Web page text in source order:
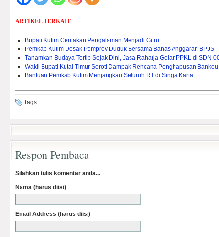
ARTIKEL TERKAIT
Bupati Kutim Ceritakan Pengalaman Menjadi Guru
Pemkab Kutim Desak Pemprov Duduk Bersama Bahas Anggaran BPJS
Tanamkan Budaya Tertib Sejak Dini, Jasa Raharja Gelar PPKL di SDN
Wakil Bupati Kutai Timur Soroti Dampak Rencana Penghapusan
Bantuan Pemkab Kutim Menjangkau Seluruh RT di Singa Karta
Tags:
Respon Pembaca
Silahkan tulis komentar anda...
Nama (harus diisi)
Email Address (harus diisi)